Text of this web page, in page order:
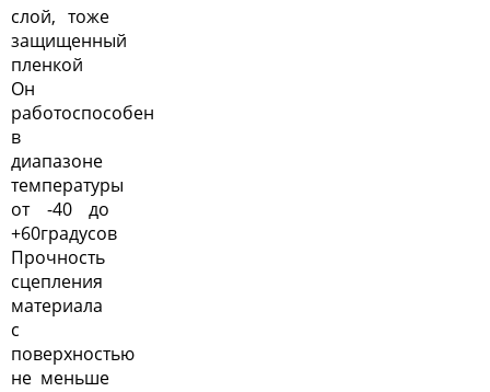
слой, тоже
защищенный
пленкой
Он
работоспособен
в
диапазоне
температуры
от -40 до
+60градусов
Прочность
сцепления
материала
с
поверхностью
не меньше